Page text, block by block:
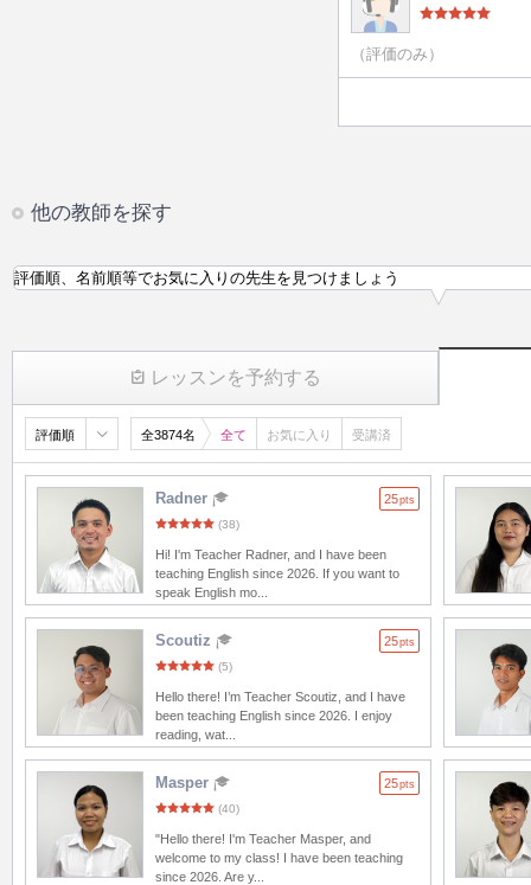
（評価のみ）
他の教師を探す
レッスンを予約する
評価順、名前順等でお気に入りの先生を見つけましょう
評価順 全3874名 全て お気に入り 受講済
Radner 25pts
(38)
Hi! I'm Teacher Radner, and I have been
teaching English since 2026. If you want to
speak English mo...
Scoutiz 25pts
(5)
Hello there! I’m Teacher Scoutiz, and I have
been teaching English since 2026. I enjoy
reading, wat...
Masper 25pts
(40)
"Hello there! I'm Teacher Masper, and
welcome to my class! I have been teaching
since 2026. Are y...